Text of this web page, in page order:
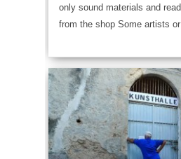
only sound materials and
from the shop Some artists